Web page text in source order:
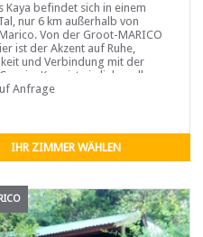
Kaya befindet sich in einem
nur 6 km außerhalb von
Von der Groot-MARICO
ist der Akzent auf Ruhe,
und Verbindung mit der
Kaya ist ein liebevoll
altes
Anfrage
IHR ZIMMER WÄHLEN